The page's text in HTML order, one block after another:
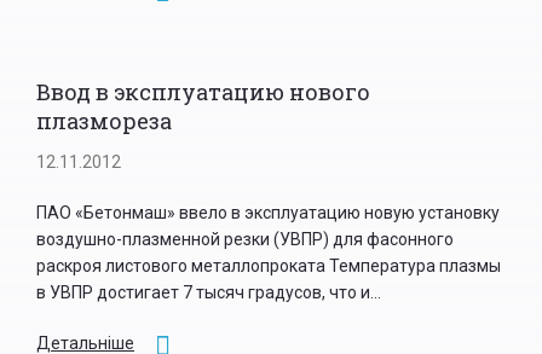
Ввод в эксплуатацию нового
плазмореза
12.11.2012
ПАО «Бетонмаш» ввело в эксплуатацию новую установку
воздушно-плазменной резки (УВПР) для фасонного
раскроя листового металлопроката Температура плазмы
в УВПР достигает 7 тысяч градусов, что и...
Детальніше